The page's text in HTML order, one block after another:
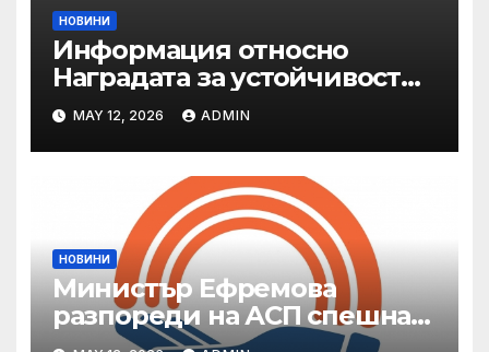
НОВИНИ
Информация относно
Наградата за устойчивост
на ОАЕ „Зайед“
MAY 12, 2026 ADMIN
НОВИНИ
Министър Ефремова
разпореди на АСП спешна
готовност за оказване на